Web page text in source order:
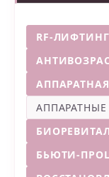
RF-ЛИФТИНГ
БЬЮТИ-